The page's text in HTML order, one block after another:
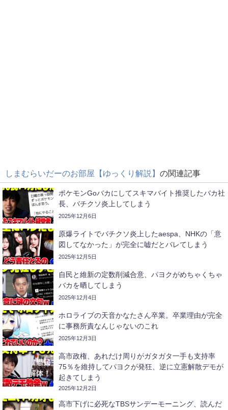
しまむらいだーのお部屋【ゆっくり解説】 の関連記事
ポケモンGoバカにしてスキマバイト推奨したバカ社
長、バチクソ炎上してしまう
2025年12月6日
原爆ライトでバチクソ炎上したaespa、NHKの「意
図してなかった」が完全に嘘だとバレてしまう
2025年12月5日
自民と維新の定数削減合意、パヨクがめちゃくちゃ
バカを晒してしまう
2025年12月4日
ホロライブの天音かなたさん卒業。卒業理由が完全
に事務所責なんじゃないのこれ
2025年12月3日
高市政権、あれだけ周りがガタガタ一手も支持率
75％を維持してパヨクが発狂、逆に立憲解散デモが
起きてしまう
2025年12月2日
高市下げに必死なTBSサンデーモーニング、読んだ